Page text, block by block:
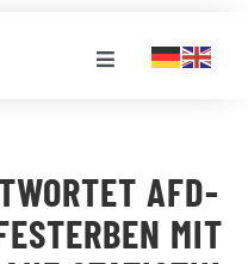
Toggle
AFD-
MIT